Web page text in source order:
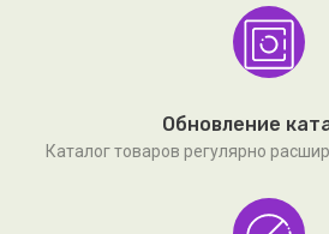
Обновление
Каталог товаров регулярно